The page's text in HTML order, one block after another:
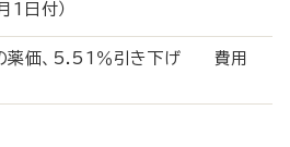
月1日付）
の薬価、5.51％引き下げ 費用